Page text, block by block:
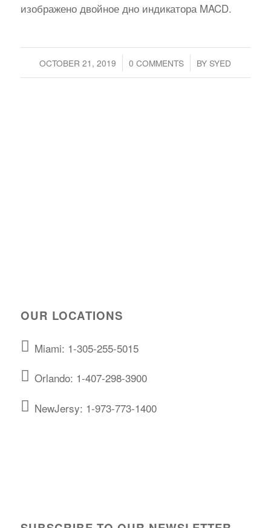
изображено двойное дно индикатора MACD.
OCTOBER 21, 2019
/ 0 COMMENTS
/ BY SYED
OUR LOCATIONS
Miami: 1-305-255-5015
Orlando: 1-407-298-3900
NewJersy: 1-973-773-1400